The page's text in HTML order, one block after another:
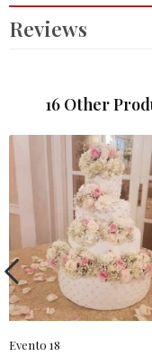
Reviews
16 Other
Evento 18